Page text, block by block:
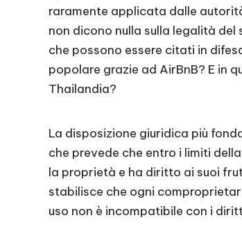
raramente applicata dalle
non dicono nulla sulla legalità
che possono essere citati in
popolare grazie ad AirBnB? E in
Thailandia?
La disposizione giuridica più
che prevede che entro i limiti
la proprietà e ha diritto ai suoi
stabilisce che ogni
uso non è incompatibile con i